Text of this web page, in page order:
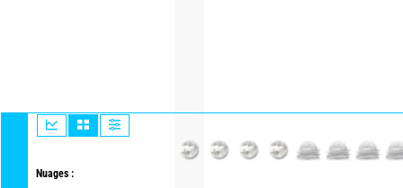
Nuages :